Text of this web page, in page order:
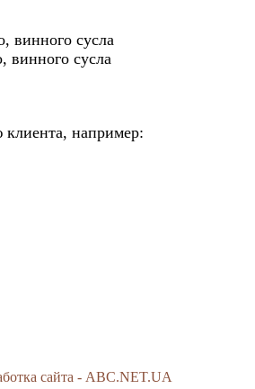
например:
сайта - ABC.NET.UA